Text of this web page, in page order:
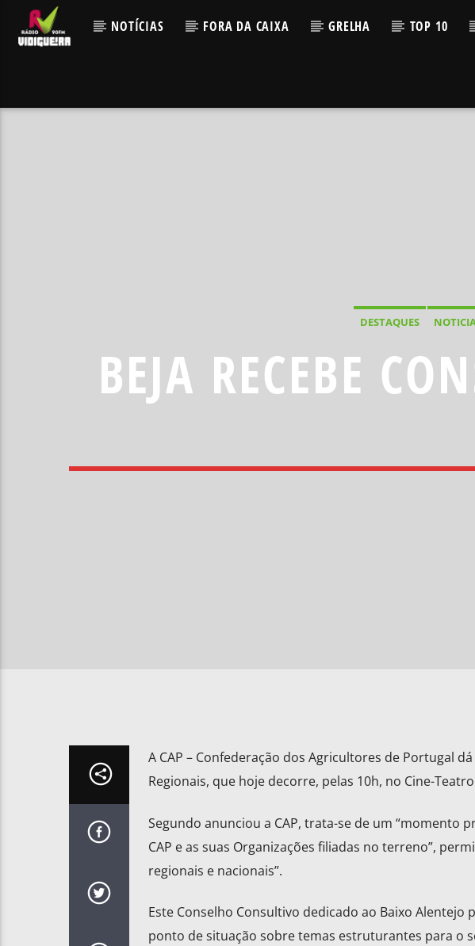
NOTÍCIAS FORA DA CAIXA GRELHA TOP 10
DESTAQUES
BEJA RECEBE
A CAP – Confederação dos Agricultores de Portugal
Regionais, que hoje decorre, pelas 10h, no Cine-Teatro
Segundo anunciou a CAP, trata-se de um “momento
CAP e as suas Organizações filiadas no terreno”,
regionais e nacionais”.
Este Conselho Consultivo dedicado ao Baixo Alentejo
ponto de situação sobre temas estruturantes para o